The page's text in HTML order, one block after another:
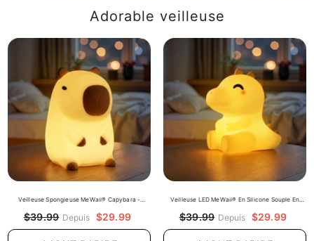
Adorable veilleuse
Veilleuse Spongieuse MeWaii® Capybara -
$39.99 Depuis $29.99
Veilleuse LED MeWaii® En Silicone Souple En
Enfants Et Les Filles
$39.99 Depuis $29.99